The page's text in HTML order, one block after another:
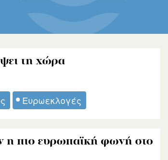
τη χώρα
Ευρωεκλογές
η πιο ευρωπαϊκή φωνή στο